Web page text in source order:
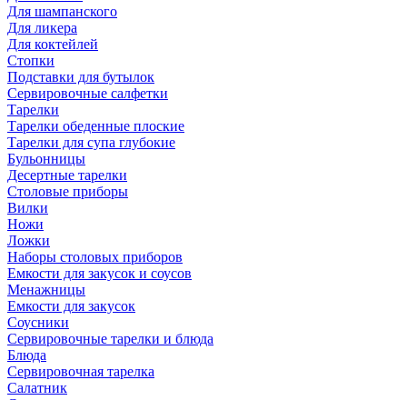
Для шампанского
Для ликера
Для коктейлей
Стопки
Подставки для бутылок
Сервировочные салфетки
Тарелки
Тарелки обеденные плоские
Тарелки для супа глубокие
Бульонницы
Десертные тарелки
Столовые приборы
Вилки
Ножи
Ложки
Наборы столовых приборов
Емкости для закусок и соусов
Менажницы
Емкости для закусок
Соусники
Сервировочные тарелки и блюда
Блюда
Сервировочная тарелка
Салатник